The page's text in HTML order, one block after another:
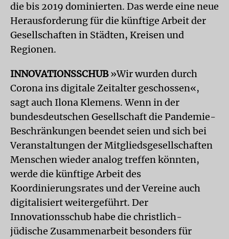
die bis 2019 dominierten. Das werde eine neue
Herausforderung für die künftige Arbeit der
Gesellschaften in Städten, Kreisen und
Regionen.
INNOVATIONSSCHUB»Wir wurden durch
Corona ins digitale Zeitalter geschossen«,
sagt auch Ilona Klemens. Wenn in der
bundesdeutschen Gesellschaft die Pandemie-
Beschränkungen beendet seien und sich bei
Veranstaltungen der Mitgliedsgesellschaften
Menschen wieder analog treffen könnten,
werde die künftige Arbeit des
Koordinierungsrates und der Vereine auch
digitalisiert weitergeführt. Der
Innovationsschub habe die christlich-
jüdische Zusammenarbeit besonders für